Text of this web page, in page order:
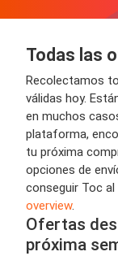
Todas las
Recolectamos
válidas hoy.
en muchos
plataforma,
tu próxima
opciones de
conseguir Toc
overview.
Ofertas
próxima